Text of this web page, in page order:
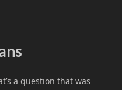
a question that was